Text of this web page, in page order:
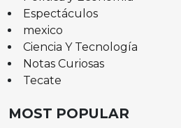
Espectáculos
mexico
Ciencia Y Tecnología
Notas Curiosas
Tecate
MOST POPULAR